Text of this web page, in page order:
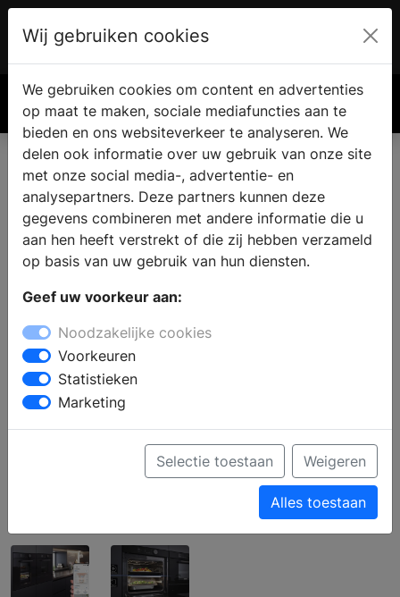
€ 0.00
Wij gebruiken cookies
We gebruiken cookies om content en advertenties
op maat te maken, sociale mediafuncties aan te
bieden en ons websiteverkeer te analyseren. We
delen ook informatie over uw gebruik van onze site
met onze social media-, advertentie- en
analysepartners. Deze partners kunnen deze
gegevens combineren met andere informatie die u
aan hen heeft verstrekt of die zij hebben verzameld
op basis van uw gebruik van hun diensten.
Geef uw voorkeur aan:
Noodzakelijke cookies
Voorkeuren
Statistieken
Marketing
Selectie toestaan Weigeren
Alles toestaan